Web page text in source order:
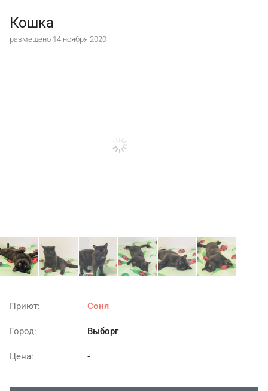
Кошка
размещено 14 ноября 2020
Приют: Соня
Город: Выборг
Цена: -